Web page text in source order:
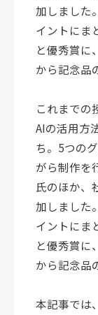
加しました
イントにま
と優秀賞に
から記念品
これまでの
AIの活用方
ち。5つの
がら制作を
氏のほか、
加しました
イントにま
と優秀賞に
から記念品
本記事では